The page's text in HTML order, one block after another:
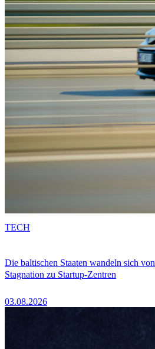
Die baltischen Staaten wandeln sich
Stagnation zu Startup-Zentren
03.08.2026
TECH